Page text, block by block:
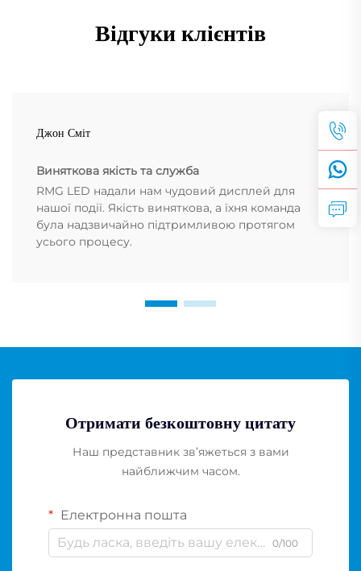
Відгуки клієнтів
Джон Сміт
Виняткова якість та служба
RMG LED надали нам чудовий дисплей для
нашої події. Якість виняткова, а їхня команда
була надзвичайно підтримливою протягом
усього процесу.
Отримати безкоштовну цитату
Наш представник зв’яжеться з вами
найближчим часом.
Електронна пошта
0/100